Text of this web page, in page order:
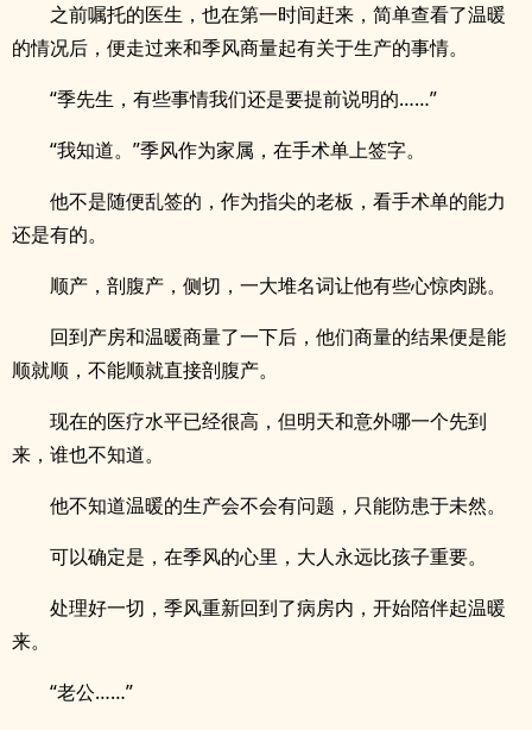
之前嘱托的医生，也在第一时间赶来，简单查看了温暖
的情况后，便走过来和季风商量起有关于生产的事情。
“季先生，有些事情我们还是要提前说明的……”
“我知道。”季风作为家属，在手术单上签字。
他不是随便乱签的，作为指尖的老板，看手术单的能力
还是有的。
顺产，剖腹产，侧切，一大堆名词让他有些心惊肉跳。
回到产房和温暖商量了一下后，他们商量的结果便是能
顺就顺，不能顺就直接剖腹产。
现在的医疗水平已经很高，但明天和意外哪一个先到
来，谁也不知道。
他不知道温暖的生产会不会有问题，只能防患于未然。
可以确定是，在季风的心里，大人永远比孩子重要。
处理好一切，季风重新回到了病房内，开始陪伴起温暖
来。
“老公……”